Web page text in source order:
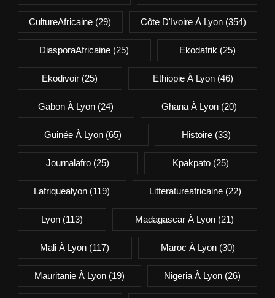
CultureAfricaine (29) Côte D'Ivoire À Lyon(354)
DiasporaAfricaine (25) Ekodafrik (25)
Ekodivoir (25) Ethiopie À Lyon(46)
Gabon À Lyon (24) Ghana À Lyon(20)
Guinée À Lyon (65) Histoire(33)
Journalafro (25) Kpakpato(25)
Lafriquealyon (119) Litteratureafricaine(22)
Lyon(113) Madagascar À Lyon (21)
Mali À Lyon (117) Maroc À Lyon(30)
Mauritanie À Lyon(19) Nigeria À Lyon (26)